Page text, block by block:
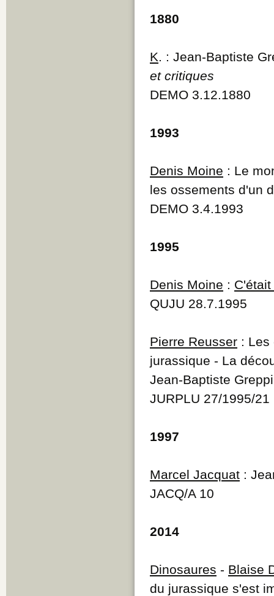
1880
K . : Jean-Baptiste
et critiques
DEMO 3.12.1880
1993
Denis Moine : Le
les ossements d'un
DEMO 3.4.1993
1995
Denis Moine :
QUJU 28.7.1995
Pierre Reusser : Les
jurassique - La
Jean-Baptiste
JURPLU 27/1995/21
1997
Marcel Jacquat :
JACQ/A 10
2014
Dinosaures - Blaise
du jurassique s'est